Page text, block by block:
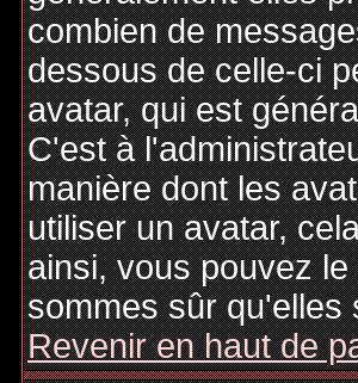
combien de
dessous de celle-ci
avatar, qui est
C'est à
manière dont les
utiliser un avatar,
ainsi, vous pouvez
sommes sûr qu'elles
Revenir en haut de